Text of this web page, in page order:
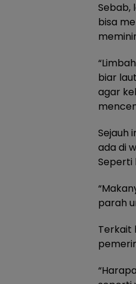
Sebab,
bisa
biar
agar
Sejauh
ada di
Seperti
parah
Terkait